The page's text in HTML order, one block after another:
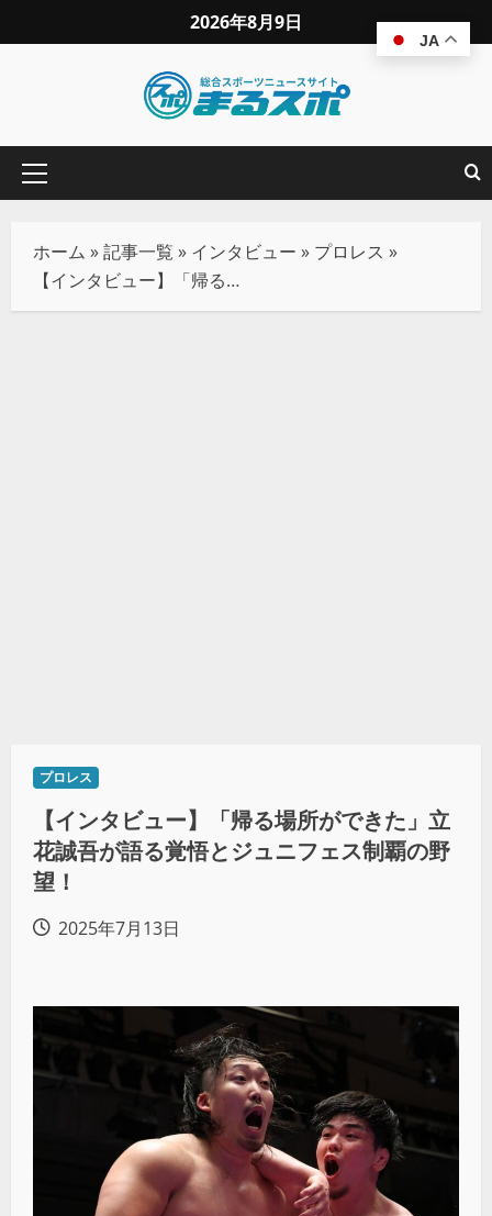
2026年8月9日
ホーム »記事一覧 » インタビュー » プロレス »
【インタビュー】「帰る場所ができた」立花誠吾が語る覚悟とジュニフェス制覇の野望！
プロレス
【インタビュー】「帰る場所ができた」立
花誠吾が語る覚悟とジュニフェス制覇の野
望！
2025年7月13日
JA